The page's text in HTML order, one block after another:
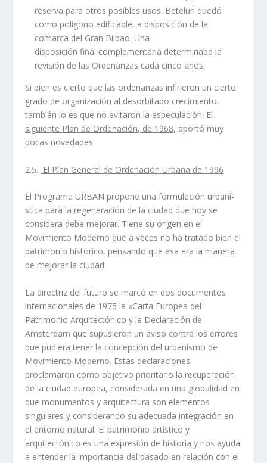
reserva para otros posibles usos. Beteluri quedó
como polí­gono edificable, a disposición de la
comarca del Gran Bilbao. Una
disposición final complementaria determinaba la
revisión de las Ordenanzas cada cinco años.
Si bien es cierto que las ordenanzas infirieron un cierto
grado de organización al desorbitado crecimiento,
también lo es que no evitaron la especulación. El
siguiente Plan de Ordenación, de 1968, aportó muy
pocas novedades.
2.5. El Plan General de Ordenación Urbana de 1996
El Programa URBAN propone una formulación urbaní­
stica para la regeneración de la ciudad que hoy se
considera debe mejorar. Tiene su origen en el
Movimiento Moderno que a veces no ha tratado bien el
patrimonio histórico, pensando que esa era la manera
de mejorar la ciudad.
La directriz del futuro se marcó en dos documentos
internacionales de 1975 la «Carta Europea del
Patrimonio Arquitectónico y la Declaración de
Amsterdam que supusieron un aviso contra los errores
que pudiera tener la concepción del urbanismo de
Movimiento Moderno. Estas declaraciones
proclamaron como objetivo prioritario la recuperación
de la ciudad europea, considerada en una globalidad en
que monumentos y arquitectura son elementos
singulares y considerando su adecuada integración en
el entorno natural. El patrimonio artí­stico y
arquitectónico es una expresión de historia y nos ayuda
a entender la importancia del pasado en relación con el